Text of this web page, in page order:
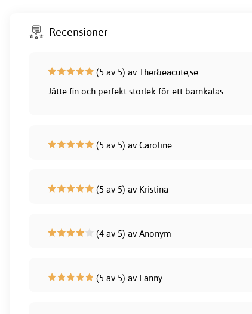
Recensioner
(5 av 5) av Ther&eacute;se
Jätte fin och perfekt storlek för ett barnkalas.
(5 av 5) av Caroline
(5 av 5) av Kristina
(4 av 5) av Anonym
(5 av 5) av Fanny